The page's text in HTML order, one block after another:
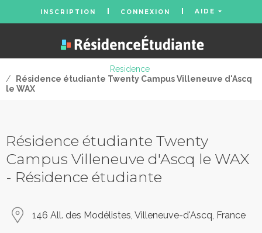
INSCRIPTION CONNEXION AIDE
Residence
/
Résidence étudiante Twenty Campus Villeneuve d'Ascq
le WAX
Résidence étudiante Twenty
Campus Villeneuve d'Ascq le WAX
- Résidence étudiante
146 All. des Modélistes, Villeneuve-d'Ascq, France